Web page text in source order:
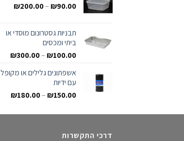
₪90.00
–
₪200.00
תבניות גסטרונום מוסדי או
ביתי ומכסים
₪100.00
–
₪300.00
אשפתונים גלילים או מקופל
עם ידיות
₪150.00
–
₪180.00
דרכי התקשרות